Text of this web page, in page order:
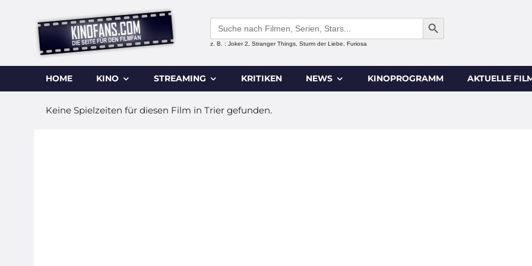
Search
for:
SEARCH BUTTON
z. B. : Joker 2, Stranger Things, Sturm der Liebe, Furiosa
HOME KINO STREAMING KRITIKEN NEWS KINOPROGRAMM AKTUELLE
Keine Spielzeiten für diesen Film in Trier gefunden.